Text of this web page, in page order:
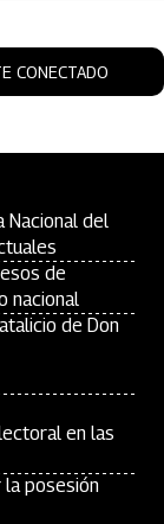
CONECTADO
Nacional del
de
nacional
de Don
en las
posesión